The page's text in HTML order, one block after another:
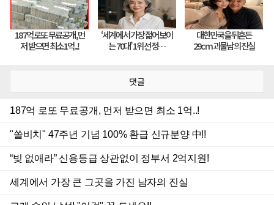
댓글